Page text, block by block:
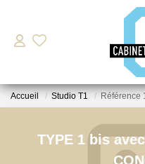
Nos
Accueil Studio T1 Référence
TYPE 1 bis